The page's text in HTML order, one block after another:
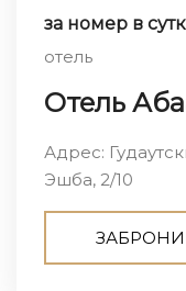
за номер в
отель
Отель
Адрес:
Эшба, 2/10